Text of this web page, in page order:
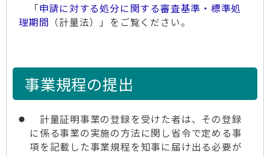
「申請に対する処分に関する審査基準・標準処
理期間 （計量法）」をご覧ください。
事業規程の提出
計量証明事業の登録を受けた者は、その登録
に係る事業の実施の方法に関し省令で定める事
項を記載した事業規程を知事に届け出る必要が